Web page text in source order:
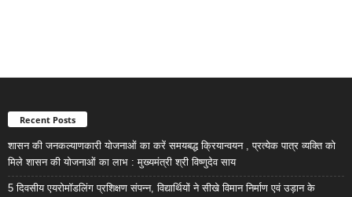
Recent Posts
शासन की जनकल्याणकारी योजनाओं का करें समयबद्ध क्रियान्वयन , प्रत्येक पात्र व्यक्ति को
मिले शासन की योजनाओं का लाभ : मुख्यमंत्री श्री विष्णुदेव साय
5 दिवसीय एयरोमॉडलिंग प्रशिक्षण संपन्न, विद्यार्थियों ने सीखे विमान निर्माण एवं उड़ान के